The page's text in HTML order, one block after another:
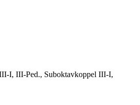
I, III-Ped., Suboktavkoppel III-I,